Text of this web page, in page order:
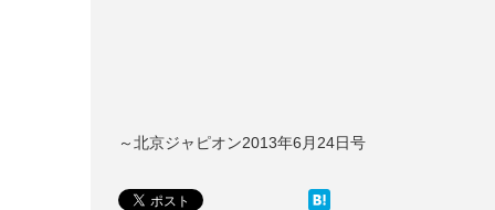
～北京ジャピオン2013年6月24日号